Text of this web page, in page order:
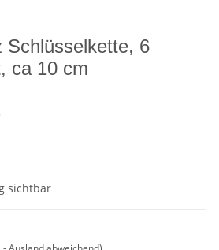
Schlüsselkette, 6
ca 10 cm
sichtbar